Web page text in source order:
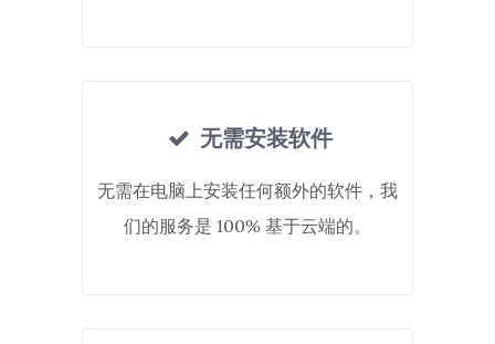
无需安装软件
无需在电脑上安装任何额外的软件，我
们的服务是 100% 基于云端的。